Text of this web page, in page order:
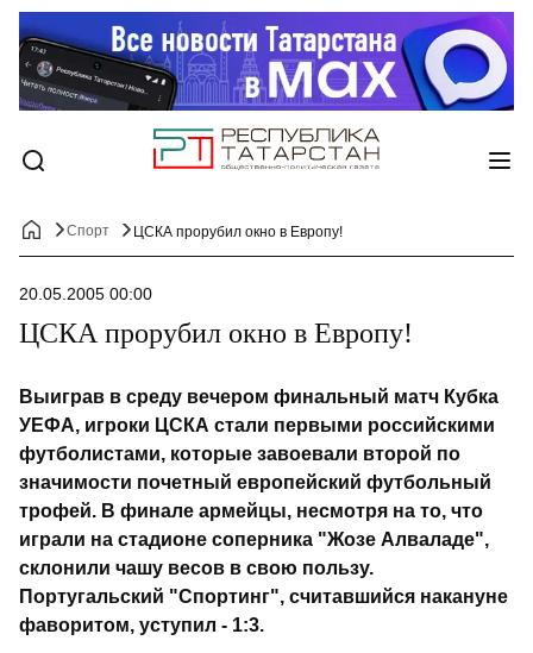
Спорт ЦСКА прорубил окно в Европу!
20.05.2005 00:00
ЦСКА прорубил окно в Европу!
Выиграв в среду вечером финальный матч Кубка
УЕФА, игроки ЦСКА стали первыми российскими
футболистами, которые завоевали второй по
значимости почетный европейский футбольный
трофей. В финале армейцы, несмотря на то, что
играли на стадионе соперника "Жозе Алваладе",
склонили чашу весов в свою пользу.
Португальский "Спортинг", считавшийся накануне
фаворитом, уступил - 1:3.